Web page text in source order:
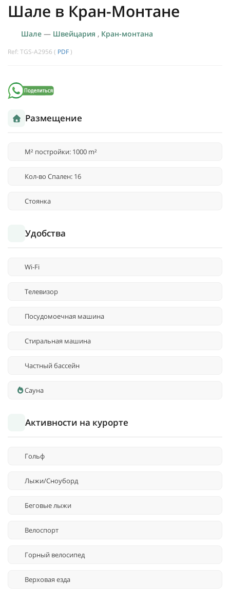
Шале в Кран-Монтане
Шале — Швейцария , Кран-монтана
Ref: TGS-A2956 ( PDF )
Размещение
M² постройки: 1000 m²
Кол-во Спален: 16
Стоянка
Удобства
Wi-Fi
Телевизор
Посудомоечная машина
Стиральная машина
Частный бассейн
Сауна
Активности на курорте
Гольф
Лыжи/Сноуборд
Беговые лыжи
Велоспорт
Горный велосипед
Верховая езда